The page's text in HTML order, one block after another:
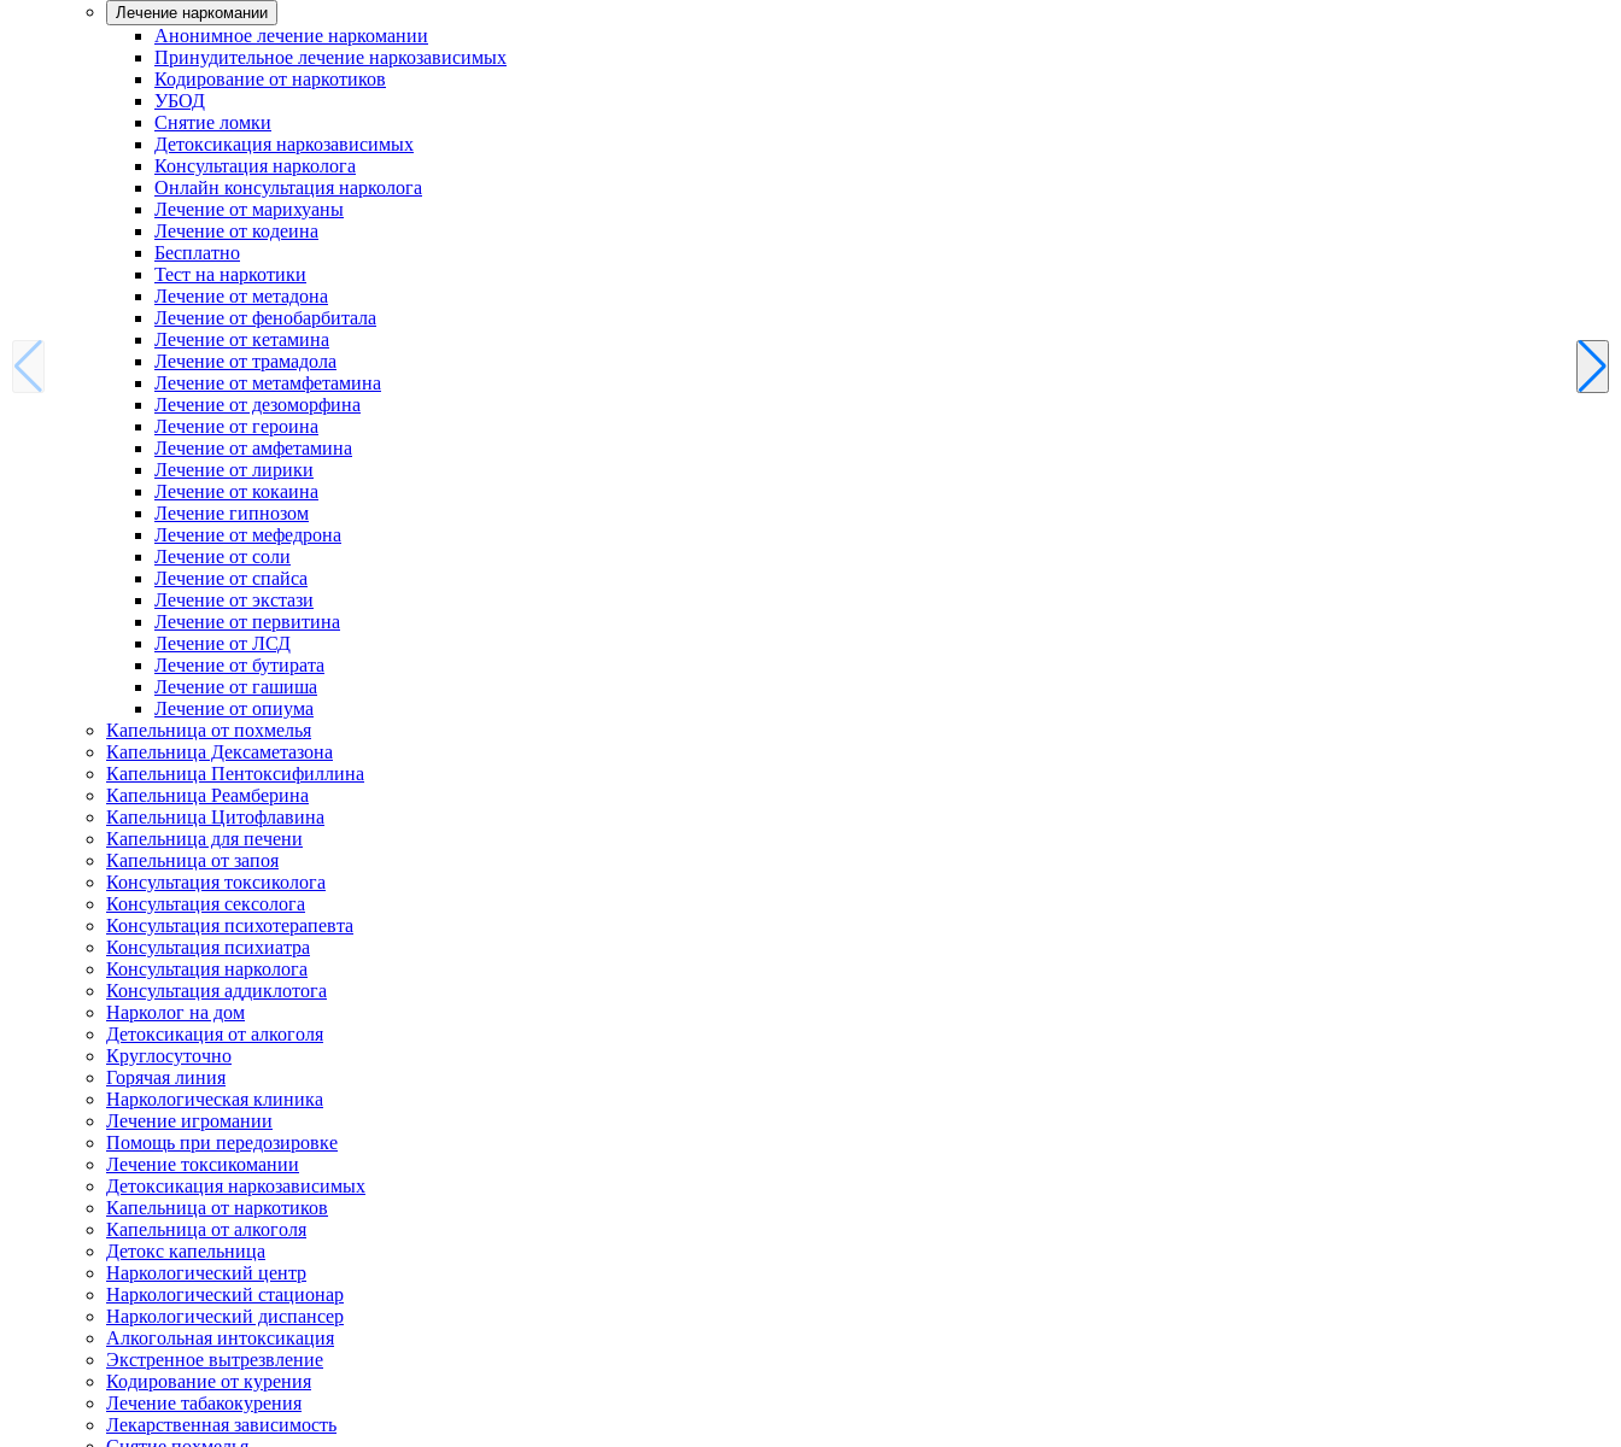
Лечение наркомании
Анонимное лечение наркомании
Принудительное лечение наркозависимых
Кодирование от наркотиков
УБОД
Снятие ломки
Детоксикация наркозависимых
Консультация нарколога
Онлайн консультация нарколога
Лечение от марихуаны
Лечение от кодеина
Бесплатно
Тест на наркотики
Лечение от метадона
Лечение от фенобарбитала
Лечение от кетамина
Лечение от трамадола
Лечение от метамфетамина
Лечение от дезоморфина
Лечение от героина
Лечение от амфетамина
Лечение от лирики
Лечение от кокаина
Лечение гипнозом
Лечение от мефедрона
Лечение от соли
Лечение от спайса
Лечение от экстази
Лечение от первитина
Лечение от ЛСД
Лечение от бутирата
Лечение от гашиша
Лечение от опиума
Капельница от похмелья
Капельница Дексаметазона
Капельница Пентоксифиллина
Капельница Реамберина
Капельница Цитофлавина
Капельница для печени
Капельница от запоя
Консультация токсиколога
Консультация сексолога
Консультация психотерапевта
Консультация психиатра
Консультация нарколога
Консультация аддиклотога
Нарколог на дом
Детоксикация от алкоголя
Круглосуточно
Горячая линия
Наркологическая клиника
Лечение игромании
Помощь при передозировке
Лечение токсикомании
Детоксикация наркозависимых
Капельница от наркотиков
Капельница от алкоголя
Детокс капельница
Наркологический центр
Наркологический стационар
Наркологический диспансер
Алкогольная интоксикация
Экстренное вытрезвление
Кодирование от курения
Лечение табакокурения
Лекарственная зависимость